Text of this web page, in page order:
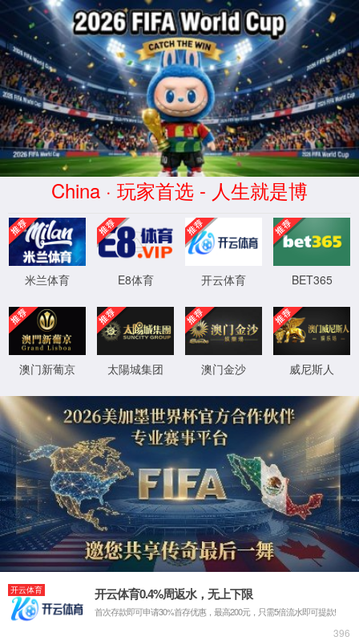
2026世界杯(World Cup)官方网址-Official
website
首页 走进世界杯官网 产品中心
服务中心 科技研发 新闻中心
联系我们
产品中心
PRODUCT
产品中心
特色系列
爆品系列
特证系列